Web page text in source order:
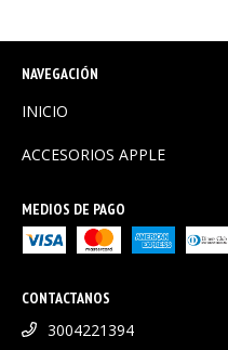
NAVEGACIÓN
INICIO
ACCESORIOS APPLE
MEDIOS DE PAGO
CONTACTANOS
3004221394